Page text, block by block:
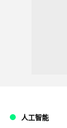
人工智能